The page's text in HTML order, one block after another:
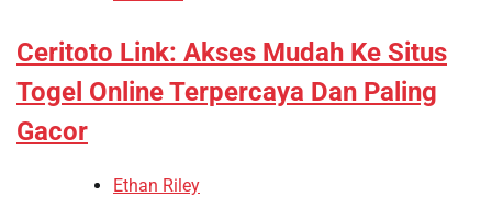
Ceritoto Link: Akses Mudah Ke Situs
Togel Online Terpercaya Dan Paling
Gacor
Ethan Riley